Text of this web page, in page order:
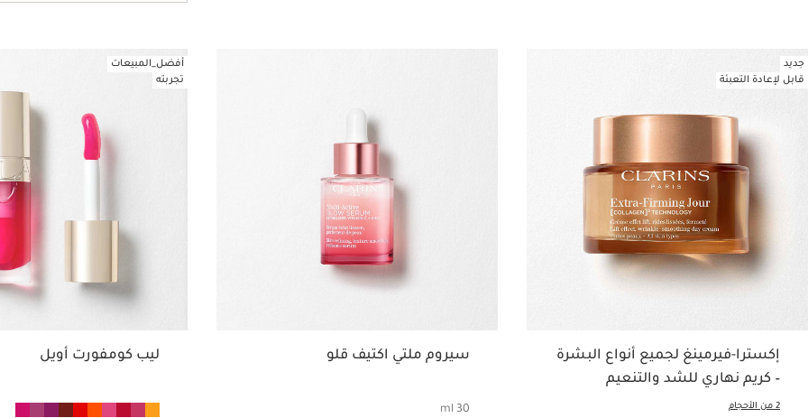
جديد
قابل لإعادة التعبئة
إكسترا-فيرمينغ لجميع أنواع البشرة
– كريم نهاري للشد والتنعيم
2 من الأحجام
سيروم ملتي اكتيف قلو
30 ml
أفضل_المبيعات
تجربته
ليب كومفورت أويل